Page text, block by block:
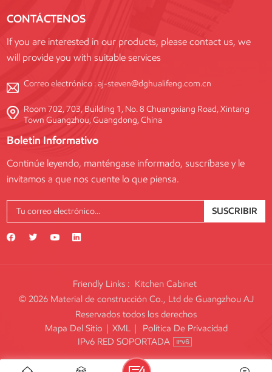
CONTÁCTENOS
If you are interested in our products, please contact us, we
will provide you with suitable services
Correo electrónico :aj-steven@dghualifeng.com.cn
Room 702, 703, Building 1, No. 8 Chuangxiang Road, Xintang
Town Guangzhou, Guangdong, China
Boletin Informativo
Continúe leyendo, manténgase informado, suscríbase y le
invitamos a que nos cuente lo que piensa.
SUSCRIBIR
Friendly Links : Kitchen Cabinet
© 2026 Material de construcción Co., Ltd de Guangzhou AJ
Reservados todos los derechos
Mapa Del Sitio | XML |
Política De Privacidad
IPv6 RED SOPORTADA